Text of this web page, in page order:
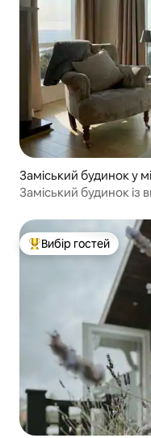
Заміський будинок у
Заміський будинок із
Топ вибір гостей
Вибір гостей